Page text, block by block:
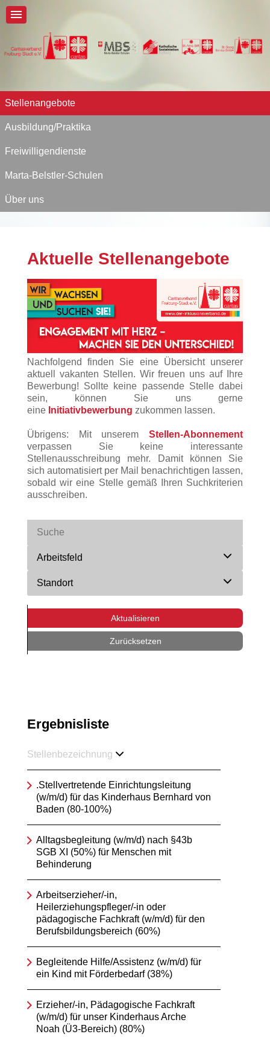
Stellenangebote
Ausbildung/Praktika
Freiwilligendienste
Marta-Belstler-Schulen
Über uns
Aktuelle Stellenangebote
Nachfolgend finden Sie eine Übersicht unserer
aktuell vakanten Stellen. Wir freuen uns auf Ihre
Bewerbung! Sollte keine passende Stelle dabei
sein, können Sie uns gerne
eine Initiativbewerbung zukommen lassen.
Übrigens: Mit unserem Stellen-Abonnement
verpassen Sie keine interessante
Stellenausschreibung mehr. Damit können Sie
sich automatisiert per Mail benachrichtigen lassen,
sobald wir eine Stelle gemäß Ihren Suchkriterien
ausschreiben.
Arbeitsfeld
Standort
Aktualisieren
Zurücksetzen
Ergebnisliste
Stellenbezeichnung
.Stellvertretende Einrichtungsleitung
(w/m/d) für das Kinderhaus Bernhard von
Baden (80-100%)
Alltagsbegleitung (w/m/d) nach §43b
SGB XI (50%) für Menschen mit
Behinderung
Arbeitserzieher/-in,
Heilerziehungspfleger/-in oder
pädagogische Fachkraft (w/m/d) für den
Berufsbildungsbereich (60%)
Begleitende Hilfe/Assistenz (w/m/d) für
ein Kind mit Förderbedarf (38%)
Erzieher/-in, Pädagogische Fachkraft
(w/m/d) für unser Kinderhaus Arche
Noah (Ü3-Bereich) (80%)